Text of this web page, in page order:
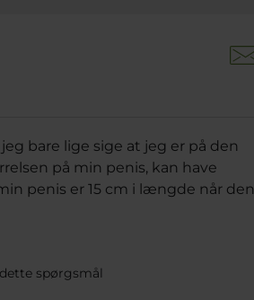
bare lige sige at jeg er på den
på min penis, kan have
penis er 15 cm i længde når den
spørgsmål